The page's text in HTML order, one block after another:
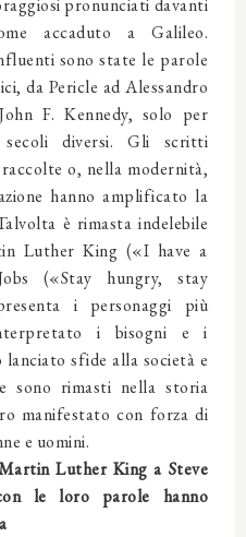
pronunciati davanti
accaduto a Galileo.
sono state le parole
da Pericle ad Alessandro
F. Kennedy, solo per
diversi. Gli scritti
o, nella modernità,
hanno amplificato la
è rimasta indelebile
Luther King («I have a
(«Stay hungry, stay
i personaggi più
i bisogni e i
sfide alla società e
sono rimasti nella storia
manifestato con forza di
e uomini.
Luther King a Steve
le loro parole hanno